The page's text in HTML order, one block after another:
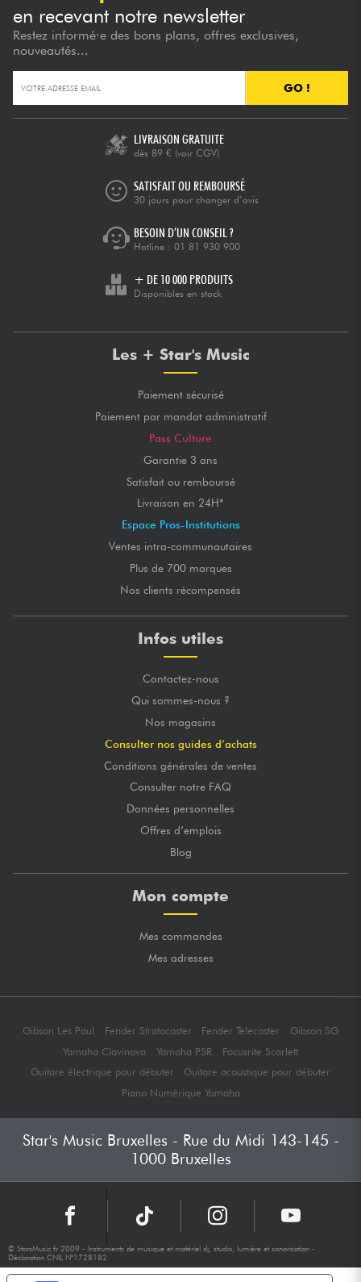
en recevant notre newsletter
Restez informé·e des bons plans, offres exclusives,
nouveautés...
GO !
LIVRAISON GRATUITE
dès 89 € (voir CGV)
SATISFAIT OU REMBOURSÉ
30 jours pour changer d’avis
BESOIN D’UN CONSEIL ?
Hotline : 01 81 930 900
+ DE 10 000 PRODUITS
Disponibles en stock
Les + Star's Music
Paiement sécurisé
Paiement par mandat administratif
Pass Culture
Garantie 3 ans
Satisfait ou remboursé
Livraison en 24H*
Espace Pros-Institutions
Ventes intra-communautaires
Plus de 700 marques
Nos clients récompensés
Infos utiles
Contactez-nous
Qui sommes-nous ?
Nos magasins
Consulter nos guides d’achats
Conditions générales de ventes
Consulter notre FAQ
Données personnelles
Offres d’emplois
Blog
Mon compte
Mes commandes
Mes adresses
Gibson Les Paul Fender Stratocaster Fender Telecaster
Gibson SG
Yamaha Clavinova
Yamaha PSR
Focusrite Scarlett
Guitare électrique pour débuter
Guitare acoustique pour débuter
Piano Numérique Yamaha
Star's Music Bruxelles - Rue du Midi 143-145 -
1000 Bruxelles
© StarsMusic.fr 2009 - Instruments de musique et matériel dj, studio, lumière et sonorisation -
Déclaration CNIL N°1728182